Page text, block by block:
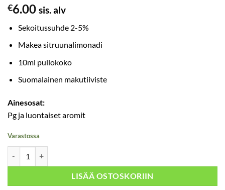
€6.00 sis. alv
Sekoitussuhde 2-5%
Makea sitruunalimonadi
10ml pullokoko
Suomalainen makutiiviste
Ainesosat:
Pg ja luontaiset aromit
Varastossa
LISÄÄ OSTOSKORIIN